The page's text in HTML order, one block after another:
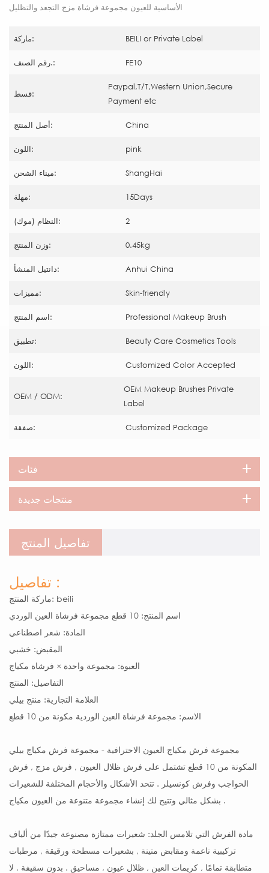
الأساسية للعيون مجموعة فرشاة مزج التجعد والتظليل
ماركة: BEILI or Private Label
رقم الصنف.: FE10
قسط:
Paypal,T/T,Western Union,Secure
Payment etc
أصل المنتج: China
اللون: pink
ميناء الشحن: ShangHai
مهلة: 15Days
النظام (موك): 2
وزن المنتج: 0.45kg
دانتيل المنشأ: Anhui China
مميزات: Skin-friendly
اسم المنتج: Professional Makeup Brush
تطبيق: Beauty Care Cosmetics Tools
اللون: Customized Color Accepted
OEM / ODM:
OEM Makeup Brushes Private
Label
صفقة: Customized Package
فئات
منتجات جديدة
تفاصيل المنتج
تفاصيل :
ماركة المنتج: beili
اسم المنتج: 10 قطع مجموعة فرشاة العين الوردي
المادة: شعر اصطناعي
المقبض: خشبي
العبوة: مجموعة واحدة × فرشاة مكياج
التفاصيل: المنتج
العلامة التجارية: منتج بيلي
الاسم: مجموعة فرشاة العين الوردية مكونة من 10 قطع
مجموعة فرش مكياج العيون الاحترافية - مجموعة فرش مكياج بيلي
المكونة من 10 قطع تشتمل على فرش ظلال العيون , فرش مزج , فرش
الحواجب وفرش كونسيلر . تتحد الأشكال والأحجام المختلفة للشعيرات
بشكل مثالي وتتيح لك إنشاء مجموعة متنوعة من العيون مكياج .
مادة الفرش التي تلامس الجلد: شعيرات ممتازة مصنوعة جيدًا من ألياف
تركيبية ناعمة ومقابض متينة , بشعيرات مسطحة ورقيقة , مرطبات
متطابقة تمامًا , كريمات العين , ظلال عيون , مساحيق . بدون سقيفة , لا